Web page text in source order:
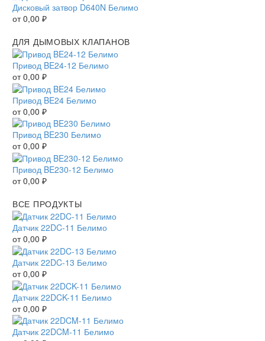
Дисковый затвор D640N Белимо
от0,00 ₽
ДЛЯ ДЫМОВЫХ КЛАПАНОВ
Привод BE24-12 Белимо
от0,00 ₽
Привод BE24 Белимо
от0,00 ₽
Привод BE230 Белимо
от0,00 ₽
Привод BE230-12 Белимо
от0,00 ₽
ВСЕ ПРОДУКТЫ
Датчик 22DC-11 Белимо
от0,00 ₽
Датчик 22DC-13 Белимо
от0,00 ₽
Датчик 22DCK-11 Белимо
от0,00 ₽
Датчик 22DCM-11 Белимо